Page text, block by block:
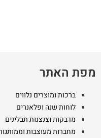
מפת האתר
ברכות ומוצרים נלווים
לוחות שנה ופלאנרים
מדבקות וצנצנות תבלינים
מחברות מעוצבות וממותגות